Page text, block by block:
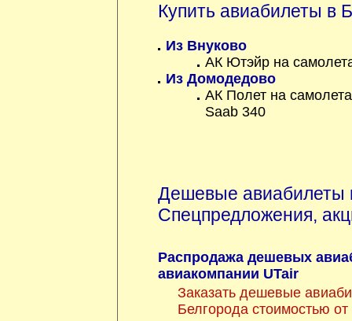
Купить авиабилеты в
Из Внуково
АК Ютэйр на
Из Домодедово
АК Полет на
Saab 340
Дешевые авиабилеты
Спецпредложения,
Распродажа дешевых
авиакомпании UTair
Заказать дешевые
Белгорода стоимостью от